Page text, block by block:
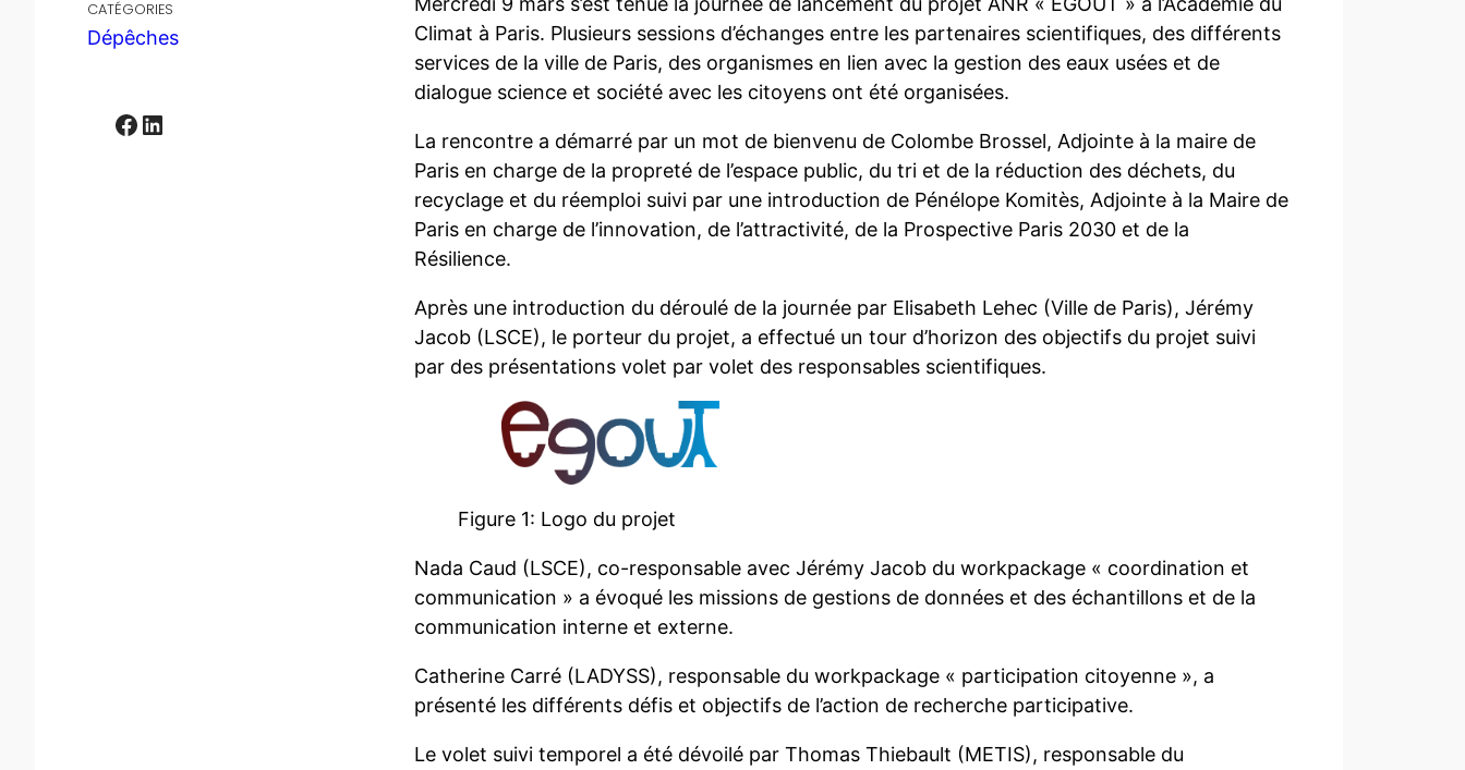
CATÉGORIES
Dépêches
Facebook LinkedIn
Climat à Paris. Plusieurs sessions d’échanges entre les partenaires scientifiques, des différents
services de la ville de Paris, des organismes en lien avec la gestion des eaux usées et de
dialogue science et société avec les citoyens ont été organisées.
La rencontre a démarré par un mot de bienvenu de Colombe Brossel, Adjointe à la maire de
Paris en charge de la propreté de l’espace public, du tri et de la réduction des déchets, du
recyclage et du réemploi suivi par une introduction de Pénélope Komitès, Adjointe à la Maire de
Paris en charge de l’innovation, de l’attractivité, de la Prospective Paris 2030 et de la
Résilience.
Après une introduction du déroulé de la journée par Elisabeth Lehec (Ville de Paris), Jérémy
Jacob (LSCE), le porteur du projet, a effectué un tour d’horizon des objectifs du projet suivi
par des présentations volet par volet des responsables scientifiques.
Figure 1: Logo du projet
Nada Caud (LSCE), co-responsable avec Jérémy Jacob du workpackage « coordination et
communication » a évoqué les missions de gestions de données et des échantillons et de la
communication interne et externe.
Catherine Carré (LADYSS), responsable du workpackage « participation citoyenne », a
présenté les différents défis et objectifs de l’action de recherche participative.
Le volet suivi temporel a été dévoilé par Thomas Thiebault (METIS), responsable du